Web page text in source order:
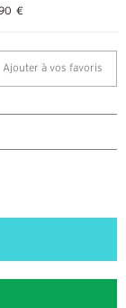
€
Ajouter à vos favoris